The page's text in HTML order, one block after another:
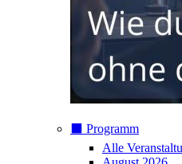
⬛️ Programm
Alle